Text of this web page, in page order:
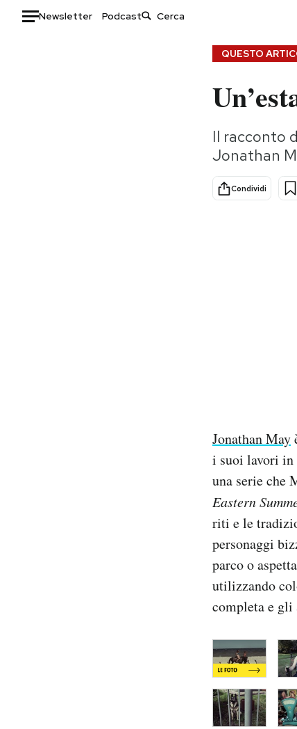
Newsletter Podcast
Consumismi
Storie/Idee
Ok Boomer!
QUESTO
Il racconto
Jonathan
Condividi
Jonathan May
i suoi lavori in
una serie che
Eastern
riti e le
personaggi
parco o
utilizzando
completa e gli